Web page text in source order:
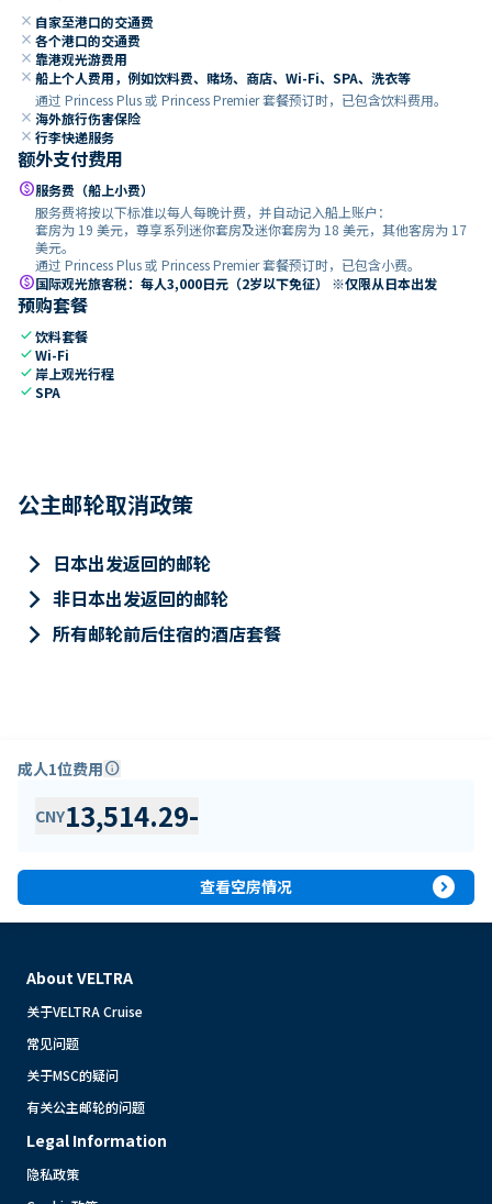
close 自家至港口的交通费
close 各个港口的交通费
close 靠港观光游费用
close 船上个人费用，例如饮料费、赌场、商店、Wi-Fi、SPA、洗衣等
通过 Princess Plus 或 Princess Premier 套餐预订时，已包含饮料费用。
close 海外旅行伤害保险
close 行李快递服务
额外支付费用
paid服务费（船上小费）
服务费将按以下标准以每人每晚计费，并自动记入船上账户：
套房为 19 美元，尊享系列迷你套房及迷你套房为 18 美元，其他客房为 17
美元。
通过 Princess Plus 或 Princess Premier 套餐预订时，已包含小费。
paid国际观光旅客税：每人3,000日元（2岁以下免征） ※仅限从日本出发
预购套餐
check饮料套餐
checkWi-Fi
check 岸上观光行程
checkSPA
公主邮轮取消政策
keyboard_arrow_right 日本出发返回的邮轮
keyboard_arrow_right 非日本出发返回的邮轮
keyboard_arrow_right 所有邮轮前后住宿的酒店套餐
成人1位费用info
CNY13,514.29-
查看空房情况 expand_circle_right
About VELTRA
关于VELTRA Cruise
常见问题
关于MSC的疑问
有关公主邮轮的问题
Legal Information
隐私政策